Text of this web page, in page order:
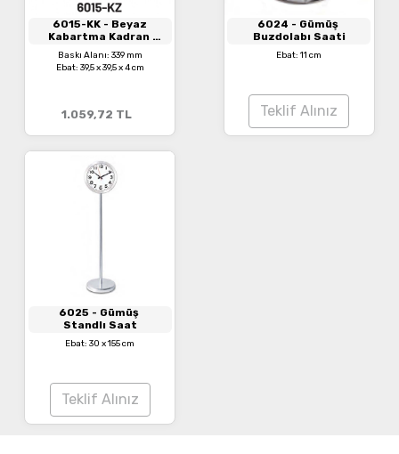
6015-KK - Beyaz
Kabartma Kadran
Metal Duvar Saati
Baskı Alanı: 339 mm
Ebat: 39,5 x 39,5 x 4 cm
1.059,72 TL
6024 - Gümüş
Buzdolabı Saati
Ebat: 11 cm
Teklif Alınız
6025 - Gümüş
Standlı Saat
Ebat: 30 x 155 cm
Teklif Alınız